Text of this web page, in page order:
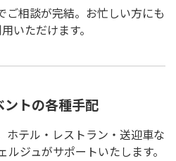
ご相談が完結。お忙しい方にも
いただけます。
ントの各種手配
ホテル・レストラン・送迎車な
ジュがサポートいたします。